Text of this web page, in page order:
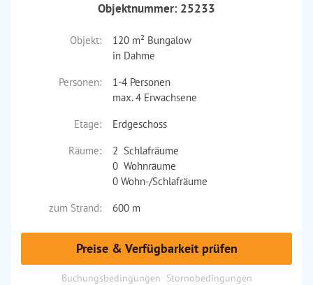
Objektnummer: 25233
Objekt:
120 m² Bungalow
in Dahme
Personen:
1-4 Personen
max. 4 Erwachsene
Etage:
Erdgeschoss
Räume:
2 Schlafräume
0 Wohnräume
0 Wohn-/Schlafräume
zum Strand:
600 m
Preise & Verfügbarkeit prüfen
Buchungsbedingungen Stornobedingungen